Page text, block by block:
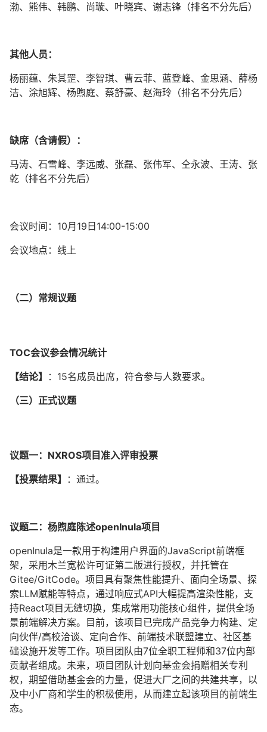
渤、熊伟、韩鹏、尚璇、叶晓宾、谢志锋（排名不分先后）
其他人员：
杨丽蕴、朱其罡、李智琪、曹云菲、蓝登峰、金思涵、薛杨
洁、涂旭辉、杨煦庭、蔡舒豪、赵海玲（排名不分先后）
缺席（含请假）：
马涛、石雪峰、李远威、张磊、张伟军、仝永波、王涛、张
乾（排名不分先后）
会议时间：10月19日14:00-15:00
会议地点：线上
（二）常规议题
TOC会议参会情况统计
【结论】
：15名成员出席，符合参与人数要求。
（三）正式议题
议题一：NXROS项目准入评审投票
【投票结果】
：通过。
议题二：杨煦庭陈述openInula项目
openInula是一款用于构建用户界面的JavaScript前端框
架，采用木兰宽松许可证第二版进行授权，并托管在
Gitee/GitCode。项目具有聚焦性能提升、面向全场景、探
索LLM赋能等特点，通过响应式API大幅提高渲染性能，支
持React项目无缝切换，集成常用功能核心组件，提供全场
景前端解决方案。目前，该项目已完成产品竞争力构建、定
向伙伴/高校洽谈、定向合作、前端技术联盟建立、社区基
础设施开发等工作。项目团队由7位全职工程师和37位内部
贡献者组成。未来，项目团队计划向基金会捐赠相关专利
权，期望借助基金会的力量，促进大厂之间的共建共享，以
及中小厂商和学生的积极使用，从而建立起该项目的前端生
态。